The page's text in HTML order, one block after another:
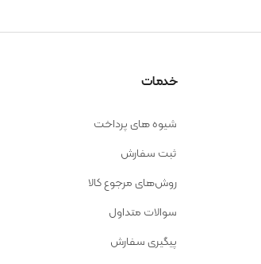
خدمات
شیوه های پرداخت
ثبت سفارش
روش‌های مرجوع کالا
سوالات متداول
پیگیری سفارش